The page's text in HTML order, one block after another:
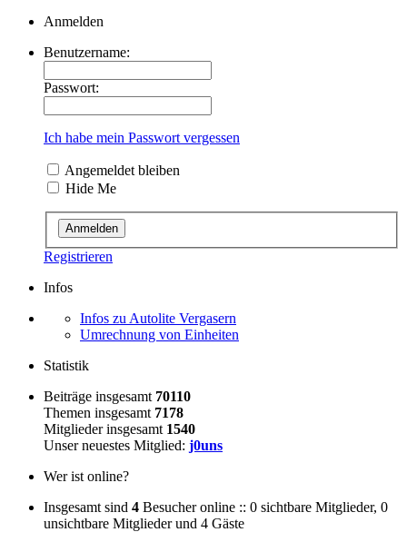
Anmelden
Benutzername:
Passwort:
Ich habe mein Passwort vergessen
Angemeldet bleiben
Hide Me
Registrieren
Infos
Infos zu Autolite Vergasern
Umrechnung von Einheiten
Statistik
Beiträge insgesamt 70110
Themen insgesamt 7178
Mitglieder insgesamt 1540
Unser neuestes Mitglied: j0uns
Wer ist online?
Insgesamt sind 4 Besucher online :: 0 sichtbare Mitglieder, 0
unsichtbare Mitglieder und 4 Gäste